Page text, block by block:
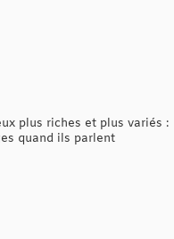
plus riches et plus variés :
quand ils parlent